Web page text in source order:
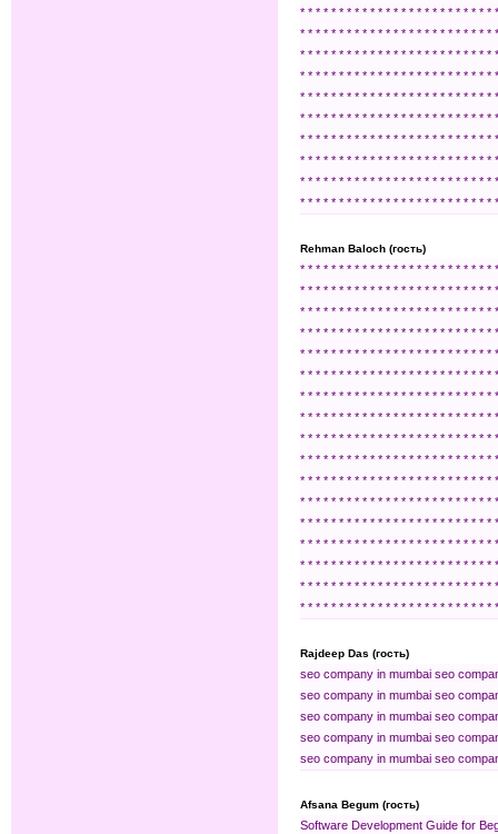
* * * * * * * * * * * * * * * * * * * * * * * * * *
* * * * * * * * * * * * * * * * * * * * * * * * * *
* * * * * * * * * * * * * * * * * * * * * * * * * *
* * * * * * * * * * * * * * * * * * * * * * * * * *
* * * * * * * * * * * * * * * * * * * * * * * * * *
* * * * * * * * * * * * * * * * * * * * * * * * * *
* * * * * * * * * * * * * * * * * * * * * * * * * *
* * * * * * * * * * * * * * * * * * * * * * * * * *
* * * * * * * * * * * * * * * * * * * * * * * * * *
* * * * * * * * * * * * * * * * * * * * * * * * * *
Rehman Baloch (гость)
* * * * * * * * * * * * * * * * * * * * * * * * * *
* * * * * * * * * * * * * * * * * * * * * * * * * *
* * * * * * * * * * * * * * * * * * * * * * * * * *
* * * * * * * * * * * * * * * * * * * * * * * * * *
* * * * * * * * * * * * * * * * * * * * * * * * * *
* * * * * * * * * * * * * * * * * * * * * * * * * *
* * * * * * * * * * * * * * * * * * * * * * * * * *
* * * * * * * * * * * * * * * * * * * * * * * * * *
* * * * * * * * * * * * * * * * * * * * * * * * * *
* * * * * * * * * * * * * * * * * * * * * * * * * *
* * * * * * * * * * * * * * * * * * * * * * * * * *
* * * * * * * * * * * * * * * * * * * * * * * * * *
* * * * * * * * * * * * * * * * * * * * * * * * * *
* * * * * * * * * * * * * * * * * * * * * * * * * *
* * * * * * * * * * * * * * * * * * * * * * * * * *
* * * * * * * * * * * * * * * * * * * * * * * * * *
* * * * * * * * * * * * * * * * * * * * * * * * * *
Rajdeep Das (гость)
seo company in mumbai seo
seo company in mumbai seo
seo company in mumbai seo
seo company in mumbai seo
seo company in mumbai seo
Afsana Begum (гость)
Software Development Guide for